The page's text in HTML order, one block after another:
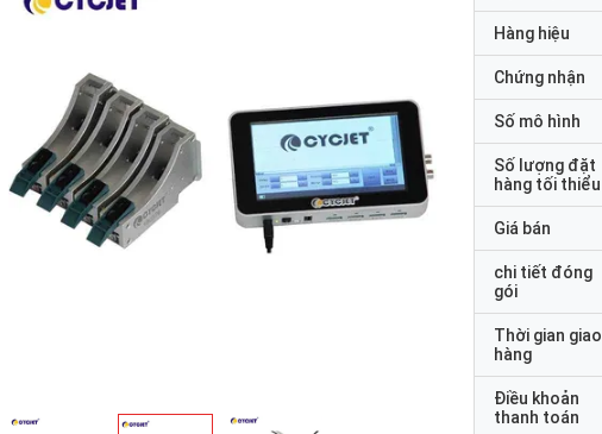
Hàng hiệu
Chứng nhận
Số mô hình
Số lượng đặt
hàng tối thiểu
Giá bán
chi tiết đóng
gói
Thời gian giao
hàng
Điều khoản
thanh toán